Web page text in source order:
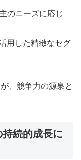
のニーズに応じ
用した精緻なセグ
、競争力の源泉と
続的成長に